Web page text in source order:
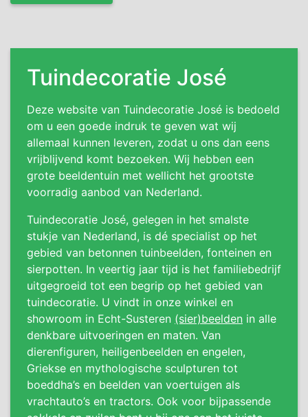
Tuindecoratie José
Deze website van Tuindecoratie José is bedoeld
om u een goede indruk te geven wat wij
allemaal kunnen leveren, zodat u ons dan eens
vrijblijvend komt bezoeken. Wij hebben een
grote beeldentuin met wellicht het grootste
voorradig aanbod van Nederland.
Tuindecoratie José, gelegen in het smalste
stukje van Nederland, is dé specialist op het
gebied van betonnen tuinbeelden, fonteinen en
sierpotten. In veertig jaar tijd is het familiebedrijf
uitgegroeid tot een begrip op het gebied van
tuindecoratie. U vindt in onze winkel en
showroom in Echt-Susteren (sier)beelden in alle
denkbare uitvoeringen en maten. Van
dierenfiguren, heiligenbeelden en engelen,
Griekse en mythologische sculpturen tot
boeddha’s en beelden van voertuigen als
vrachtauto’s en tractors. Ook voor bijpassende